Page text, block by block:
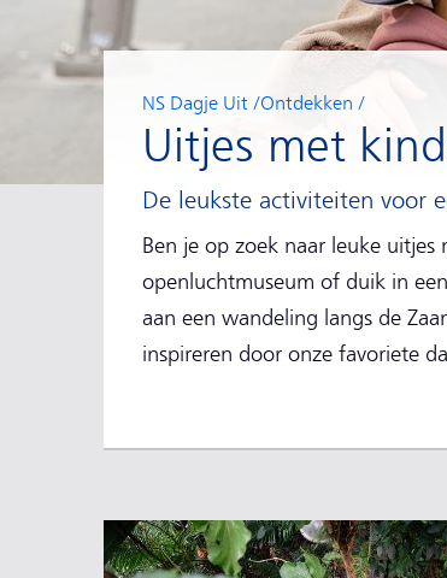
NS Dagje Uit Ontdekken
Uitjes met
De leukste activiteiten voor
Ben je op zoek naar leuke
openluchtmuseum of duik in
aan een wandeling langs de
inspireren door onze favoriete